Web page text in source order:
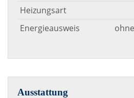
Heizungsart
Energieausweis
Ausstattung